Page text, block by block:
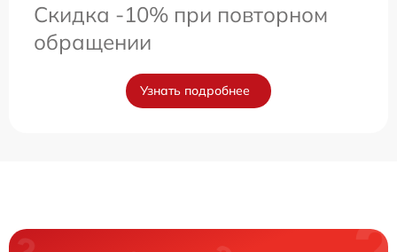
Скидка -10% при повторном
обращении
Узнать подробнее